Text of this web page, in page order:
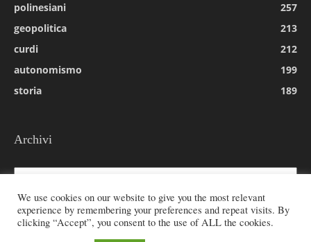
polinesiani
257
geopolitica
213
curdi
212
autonomismo
199
storia
189
Archivi
Archivi
We use cookies on our website to give you the most relevant
experience by remembering your preferences and repeat visits. By
clicking “Accept”, you consent to the use of ALL the cookies.